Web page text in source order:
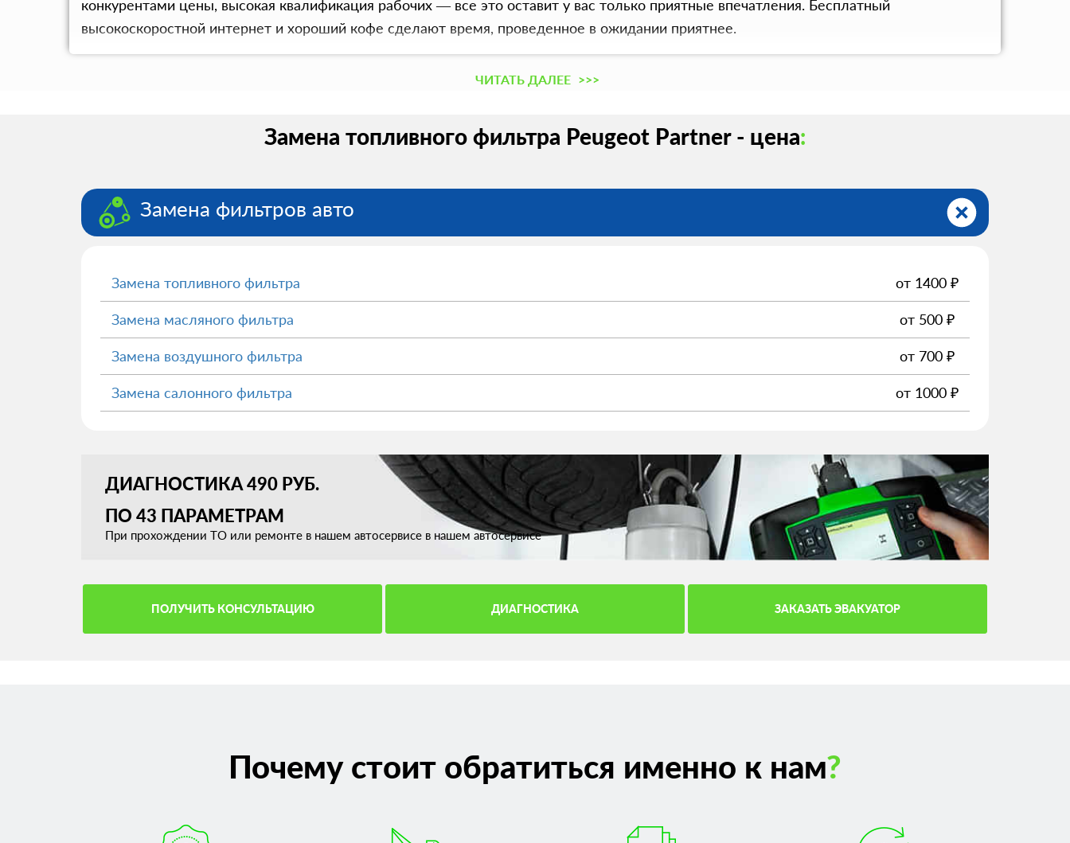
конкурентами цены, высокая квалификация рабочих — все это оставит у вас только приятные впечатления. Бесплатный
высокоскоростной интернет и хороший кофе сделают время, проведенное в ожидании приятнее.
ЧИТАТЬ ДАЛЕЕ >>>
Замена топливного фильтра Peugeot Partner - цена:
Замена фильтров авто
Замена топливного фильтра от 1400 ₽
Замена масляного фильтра от 500 ₽
Замена воздушного фильтра от 700 ₽
Замена салонного фильтра от 1000 ₽
ДИАГНОСТИКА 490 РУБ.
ПО 43 ПАРАМЕТРАМ
При прохождении ТО или ремонте в нашем автосервисе в нашем автосервисе
ПОЛУЧИТЬ КОНСУЛЬТАЦИЮ ДИАГНОСТИКА ЗАКАЗАТЬ ЭВАКУАТОР
Почему стоит обратиться именно к нам?